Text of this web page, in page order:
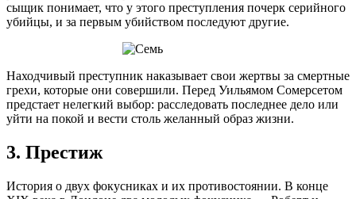
сыщик понимает, что у этого преступления почерк серийного
убийцы, и за первым убийством последуют другие.
Находчивый преступник наказывает свои жертвы за смертные
грехи, которые они совершили. Перед Уильямом Сомерсетом
предстает нелегкий выбор: расследовать последнее дело или
уйти на покой и вести столь желанный образ жизни.
3. Престиж
История о двух фокусниках и их противостоянии. В конце